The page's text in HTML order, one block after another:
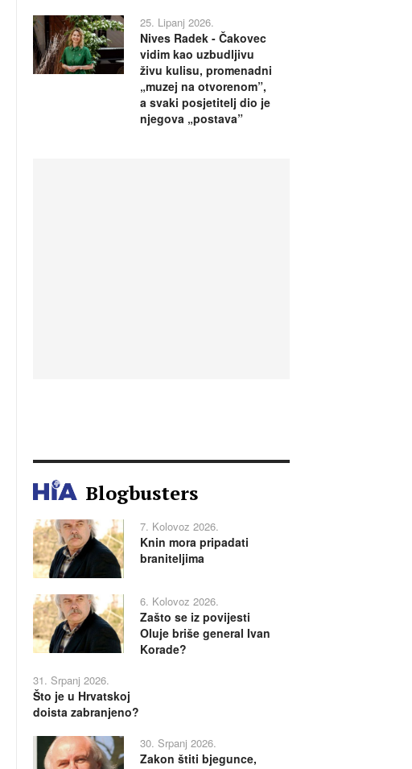
25. Lipanj 2026.
Nives Radek - Čakovec
vidim kao uzbudljivu
živu kulisu, promenadni
„muzej na otvorenom”,
a svaki posjetitelj dio je
njegova „postava”
Blogbusters
7. Kolovoz 2026.
Knin mora pripadati
braniteljima
6. Kolovoz 2026.
Zašto se iz povijesti
Oluje briše general Ivan
Korade?
31. Srpanj 2026.
Što je u Hrvatskoj
doista zabranjeno?
30. Srpanj 2026.
Zakon štiti bjegunce,